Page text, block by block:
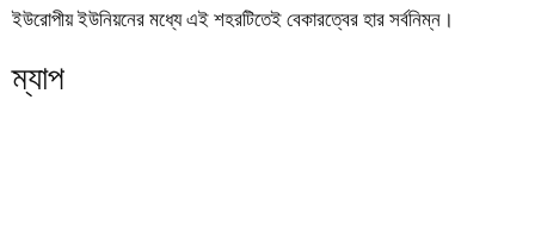
ইউরোপীয় ইউনিয়নের মধ্যে এই শহরটিতেই বেকারত্বের হার সর্বনিম্ন।
ম্যাপ